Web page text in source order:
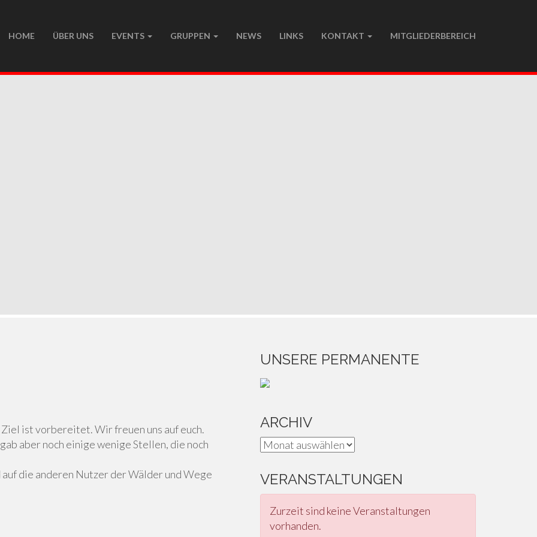
HOME ÜBER UNS EVENTS GRUPPEN NEWS LINKS KONTAKT MITGLIEDERBEREICH
ist vorbereitet. Wir freuen uns auf euch.
aber noch einige wenige Stellen, die noch
die anderen Nutzer der Wälder und Wege
UNSERE PERMANENTE
ARCHIV
Archiv
VERANSTALTUNGEN
Zurzeit sind keine Veranstaltungen
vorhanden.